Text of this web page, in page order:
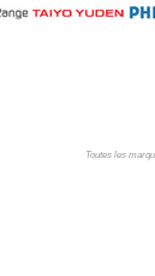
Toutes les